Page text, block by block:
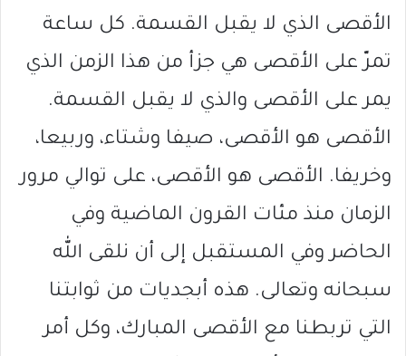
الأقصى الذي لا يقبل القسمة. كل ساعة
تمرّ على الأقصى هي جزأ من هذا الزمن الذي
يمر على الأقصى والذي لا يقبل القسمة.
الأقصى هو الأقصى، صيفا وشتاء، وربيعا،
وخريفا. الأقصى هو الأقصى، على توالي مرور
الزمان منذ مئات القرون الماضية وفي
الحاضر وفي المستقبل إلى أن نلقى الله
سبحانه وتعالى. هذه أبجديات من ثوابتنا
التي تربطنا مع الأقصى المبارك، وكل أمر